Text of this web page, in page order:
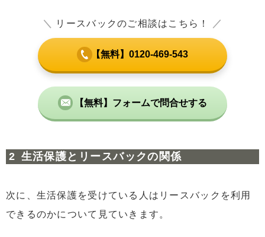
＼ リースバックのご相談はこちら！ ／
【無料】0120-469-543
【無料】フォームで問合せする
生活保護とリースバックの関係
次に、生活保護を受けている人はリースバックを利用
できるのかについて見ていきます。